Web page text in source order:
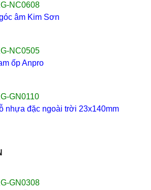
NC0608
âm Kim Sơn
NC0505
ốp Anpro
GN0110
nhựa đặc ngoài trời 23x140mm
GN0308